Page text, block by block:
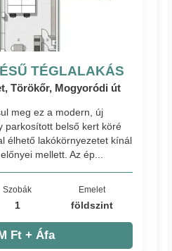
TÉGLALAKÁS
Törökőr, Mogyoródi út
meg ez a modern, új
parkosított belső kert köré
élhető lakókörnyezetet kínál
mellett. Az ép...
Szobák
1
Emelet
földszint
Ft + Áfa